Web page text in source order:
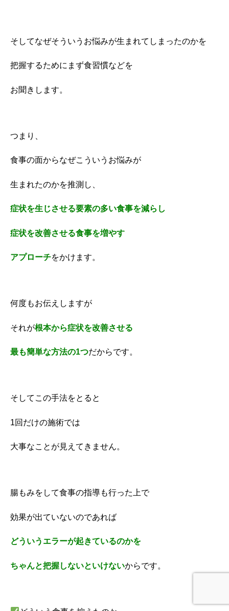
そしてなぜそういうお悩みが生まれてしまったのかを
把握するためにまず食習慣などを
お聞きします。
つまり、
食事の面からなぜこういうお悩みが
生まれたのかを推測し、
症状を生じさせる要素の多い食事を減らし
症状を改善させる食事を増やす
アプローチをかけます。
何度もお伝えしますが
それが根本から症状を改善させる
最も簡単な方法の1つだからです。
そしてこの手法をとると
1回だけの施術では
大事なことが見えてきません。
腸もみをして食事の指導も行った上で
効果が出ていないのであれば
どういうエラーが起きているのかを
ちゃんと把握しないといけないからです。